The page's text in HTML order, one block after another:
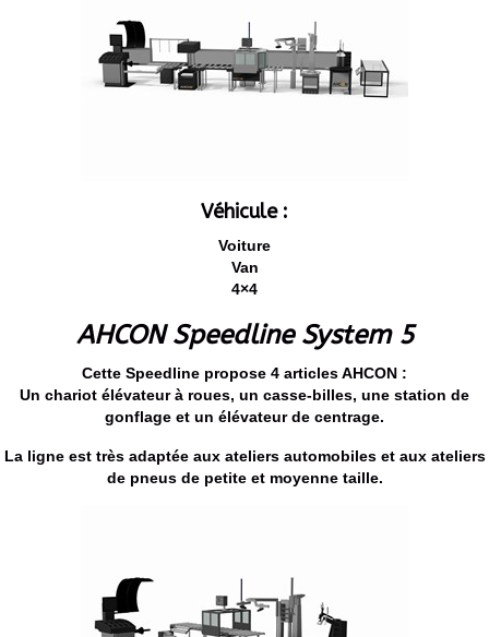
Véhicule :
Voiture
Van
4×4
AHCON Speedline System 5
Cette Speedline propose 4 articles AHCON :
Un chariot élévateur à roues, un casse-billes, une station de
gonflage et un élévateur de centrage.
La ligne est très adaptée aux ateliers automobiles et aux ateliers
de pneus de petite et moyenne taille.